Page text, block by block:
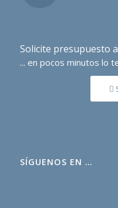
Solicite presupuesto
... en pocos minutos lo
SÍGUENOS EN …